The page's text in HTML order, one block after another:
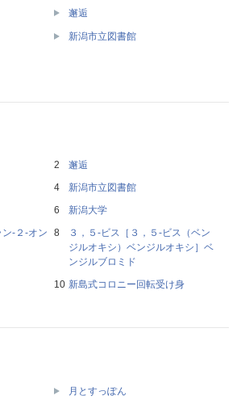
邂逅
新潟市立図書館
邂逅
新潟市立図書館
新潟大学
‐２‐オン
３，５‐ビス［３，５‐ビス（ベン
ジルオキシ）ベンジルオキシ］ベ
ンジルブロミド
新島式コロニー回転受け身
月とすっぽん